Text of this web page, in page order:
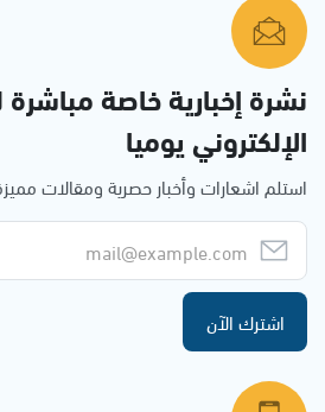
نشرة إخبارية خاصة مباشرة
الإلكتروني يوميا
استلم اشعارات وأخبار حصرية ومقالات
اشترك الآن